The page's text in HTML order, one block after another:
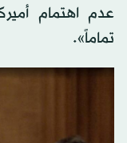
عدم اهتمام
تماماً».